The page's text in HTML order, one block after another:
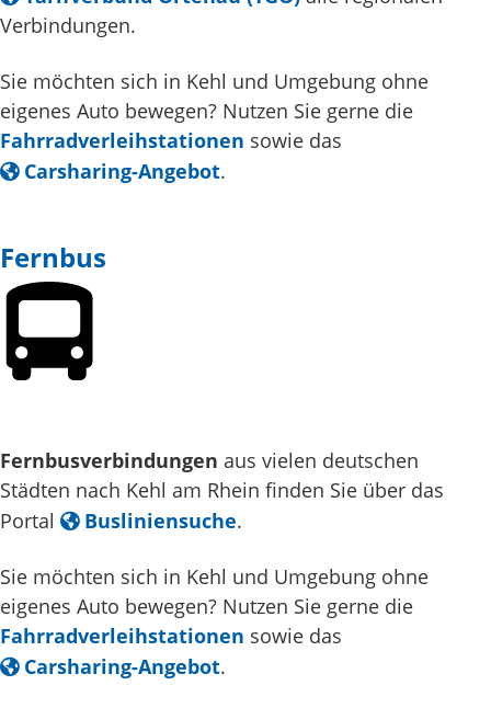
Verbindungen.
Sie möchten sich in Kehl und Umgebung ohne
eigenes Auto bewegen? Nutzen Sie gerne die
Fahrradverleihstationen sowie das
Carsharing-Angebot.
Fernbus
Fernbusverbindungen aus vielen deutschen
Städten nach Kehl am Rhein finden Sie über das
Portal
Busliniensuche.
Sie möchten sich in Kehl und Umgebung ohne
eigenes Auto bewegen? Nutzen Sie gerne die
Fahrradverleihstationen sowie das
Carsharing-Angebot.